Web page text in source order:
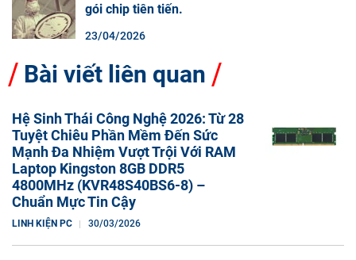
gói chip tiên tiến.
23/04/2026
Bài viết liên quan
Hệ Sinh Thái Công Nghệ 2026: Từ 28
Tuyệt Chiêu Phần Mềm Đến Sức
Mạnh Đa Nhiệm Vượt Trội Với RAM
Laptop Kingston 8GB DDR5
4800MHz (KVR48S40BS6-8) –
Chuẩn Mực Tin Cậy
LINH KIỆN PC 30/03/2026